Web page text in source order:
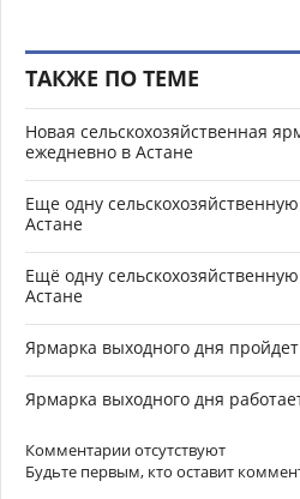
ТАКЖЕ ПО ТЕМЕ
Новая сельскохозяйственная
ежедневно в Астане
Еще одну
Астане
Ещё одну
Астане
Ярмарка выходного дня
Ярмарка выходного дня
Комментарии отсутствуют
Будьте первым, кто оставит